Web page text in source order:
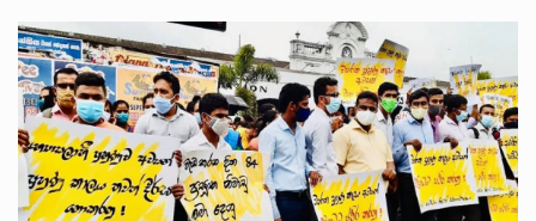
නව පරිසර පනත යටතේ ශබ්ද දූෂණය සම්බන්ධයෙන් කටයුතු කිරීමට නව රෙගුලාසි ගෙන ඒමට මධ්‍යම පරිසර…